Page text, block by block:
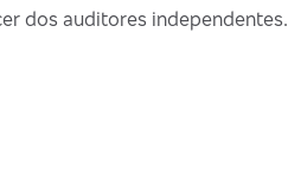
dos auditores independentes.